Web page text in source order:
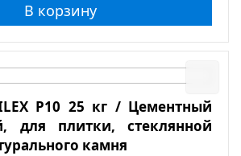
В корзину
P10 25 кг / Цементный
для плитки, стеклянной
камня